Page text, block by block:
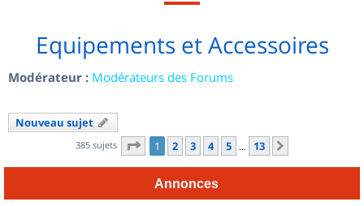
Equipements et Accessoires
Modérateur : Modérateurs des Forums
Nouveau sujet
385 sujets Page 1sur
1 2 3 4 5 … 13
Annonces